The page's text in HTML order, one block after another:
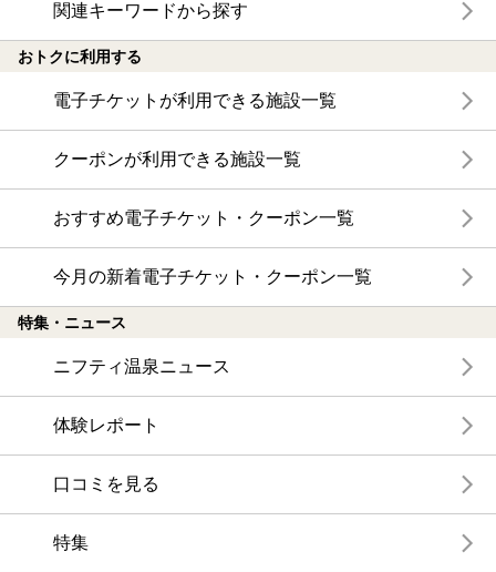
関連キーワードから探す
おトクに利用する
電子チケットが利用できる施設一覧
クーポンが利用できる施設一覧
おすすめ電子チケット・クーポン一覧
今月の新着電子チケット・クーポン一覧
特集・ニュース
ニフティ温泉ニュース
体験レポート
口コミを見る
特集